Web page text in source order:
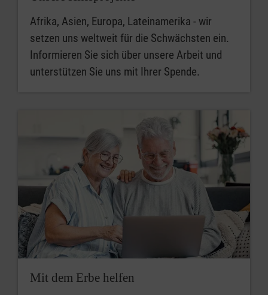
Afrika, Asien, Europa, Lateinamerika - wir
setzen uns weltweit für die Schwächsten ein.
Informieren Sie sich über unsere Arbeit und
unterstützen Sie uns mit Ihrer Spende.
Mit dem Erbe helfen